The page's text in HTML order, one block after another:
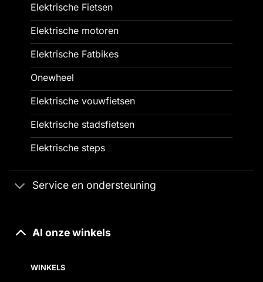
Elektrische Fietsen
Elektrische motoren
Elektrische Fatbikes
Onewheel
Elektrische vouwfietsen
Elektrische stadsfietsen
Elektrische steps
Service en ondersteuning
Al onze winkels
WINKELS